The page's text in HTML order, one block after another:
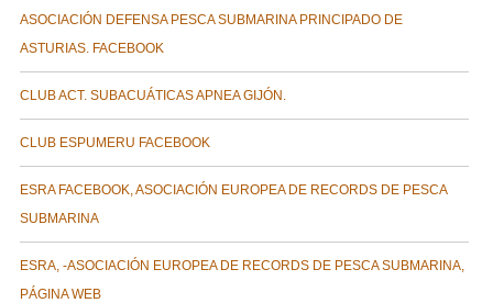
ASOCIACIÓN DEFENSA PESCA SUBMARINA PRINCIPADO DE
ASTURIAS. FACEBOOK
CLUB ACT. SUBACUÁTICAS APNEA GIJÓN.
CLUB ESPUMERU FACEBOOK
ESRA FACEBOOK, ASOCIACIÓN EUROPEA DE RECORDS DE PESCA
SUBMARINA
ESRA, -ASOCIACIÓN EUROPEA DE RECORDS DE PESCA SUBMARINA,
PÁGINA WEB